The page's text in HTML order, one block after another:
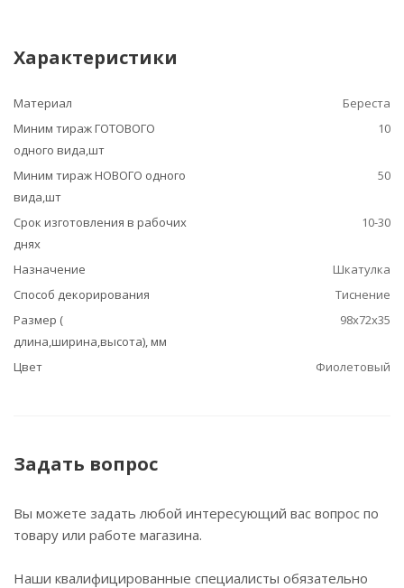
Характеристики
Материал
Береста
Миним тираж ГОТОВОГО
одного вида,шт
10
Миним тираж НОВОГО одного
вида,шт
50
Срок изготовления в рабочих
днях
10-30
Назначение
Шкатулка
Способ декорирования
Тиснение
Размер (
длина,ширина,высота), мм
98х72х35
Цвет Фиолетовый
Задать вопрос
Вы можете задать любой интересующий вас вопрос по
товару или работе магазина.
Наши квалифицированные специалисты обязательно